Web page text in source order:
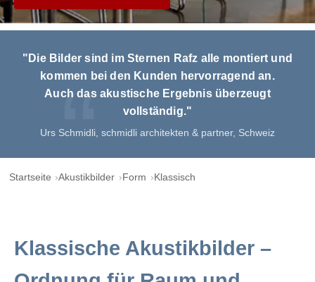
"Die Bilder sind im Sternen Rafz alle montiert und
kommen bei den Kunden hervorragend an.
Auch das akustische Ergebnis überzeugt
vollständig."
Urs Schmidli, schmidli architekten & partner, Schweiz
Startseite Akustikbilder Form Klassisch
Klassische Akustikbilder –